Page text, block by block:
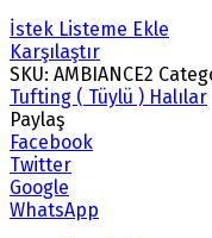
İstek Listeme Ekle
Karşılaştır
SKU: AMBIANCE2
Tufting ( Tüylü ) Halılar
Paylaş
Facebook
Twitter
Google
WhatsApp